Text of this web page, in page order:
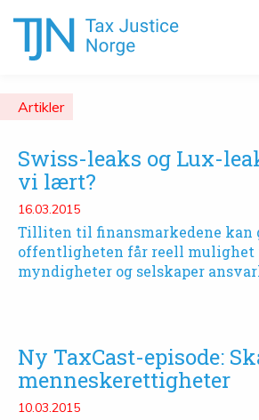
Artikler
Swiss-leaks og Lux-
vi lært?
16.03.2015
Tilliten til finansmarkedene kan
offentligheten får reell mulighet
myndigheter og selskaper
Ny TaxCast-episode:
menneskerettigheter
10.03.2015